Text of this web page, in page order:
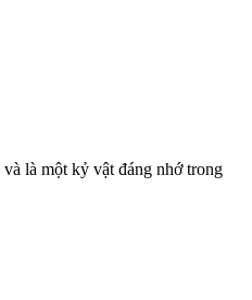
là một kỷ vật đáng nhớ trong